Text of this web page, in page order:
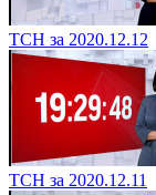
ТСН за 2020.12.12
ТСН за 2020.12.11